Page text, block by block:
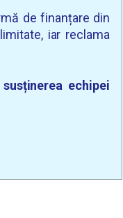
de finanțare din
iar reclama
echipei